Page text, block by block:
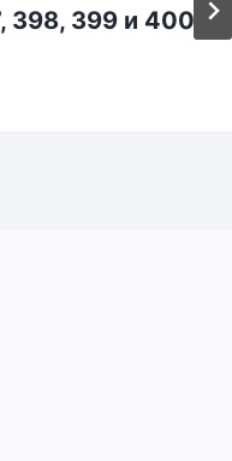
398, 399 и 400